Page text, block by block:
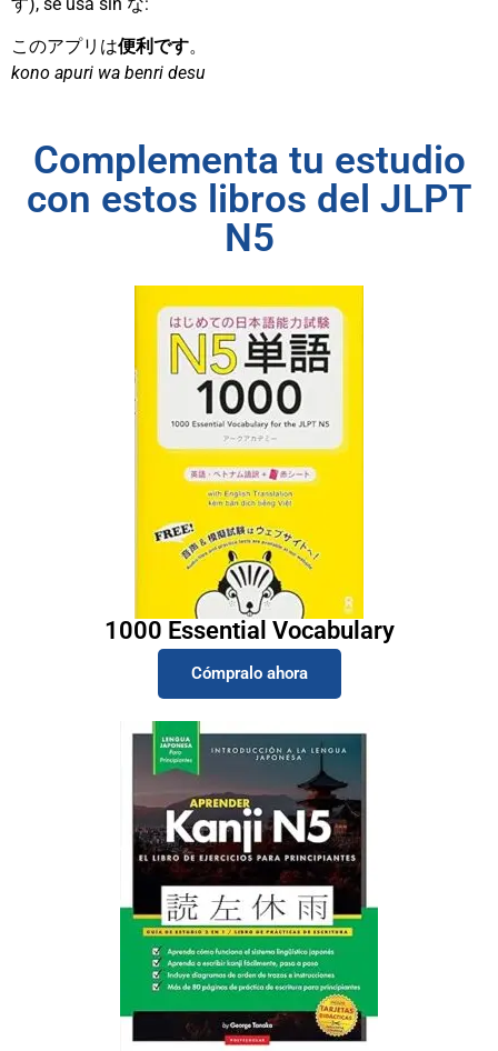
このアプリは便利です。
kono apuri wa benri desu
Complementa tu estudio
con estos libros del JLPT
N5
1000 Essential Vocabulary
Cómpralo ahora